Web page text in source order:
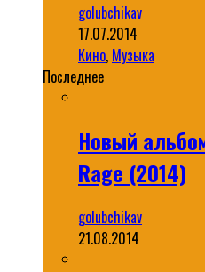
golubchikav
17.07.2014
Кино, Музыка
Последнее
Новый
Rage (2014)
golubchikav
21.08.2014